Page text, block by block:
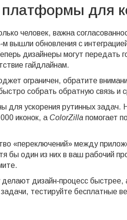
платформы для
человек, важна
вышли обновления с
дизайнеры могут передать
гайдлайнам.
ограничен, обратите
собрать обратную связь и
для ускорения рутинных задач.
иконок, а ColorZilla помогает
«переключений» между
бы один из них в ваш рабочий
делают дизайн‑процесс
тестируйте бесплатные